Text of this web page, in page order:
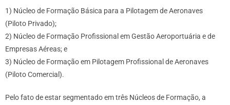
1) Núcleo de Formação Básica para a Pilotagem de Aeronaves
(Piloto Privado);
2) Núcleo de Formação Profissional em Gestão Aeroportuária e de
Empresas Aéreas; e
3) Núcleo de Formação em Pilotagem Profissional de Aeronaves
(Piloto Comercial).
Pelo fato de estar segmentado em três Núcleos de Formação, a